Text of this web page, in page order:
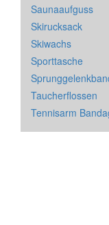
Saunaaufguss
Skirucksack
Skiwachs
Sporttasche
Taucherflossen
Tennisarm